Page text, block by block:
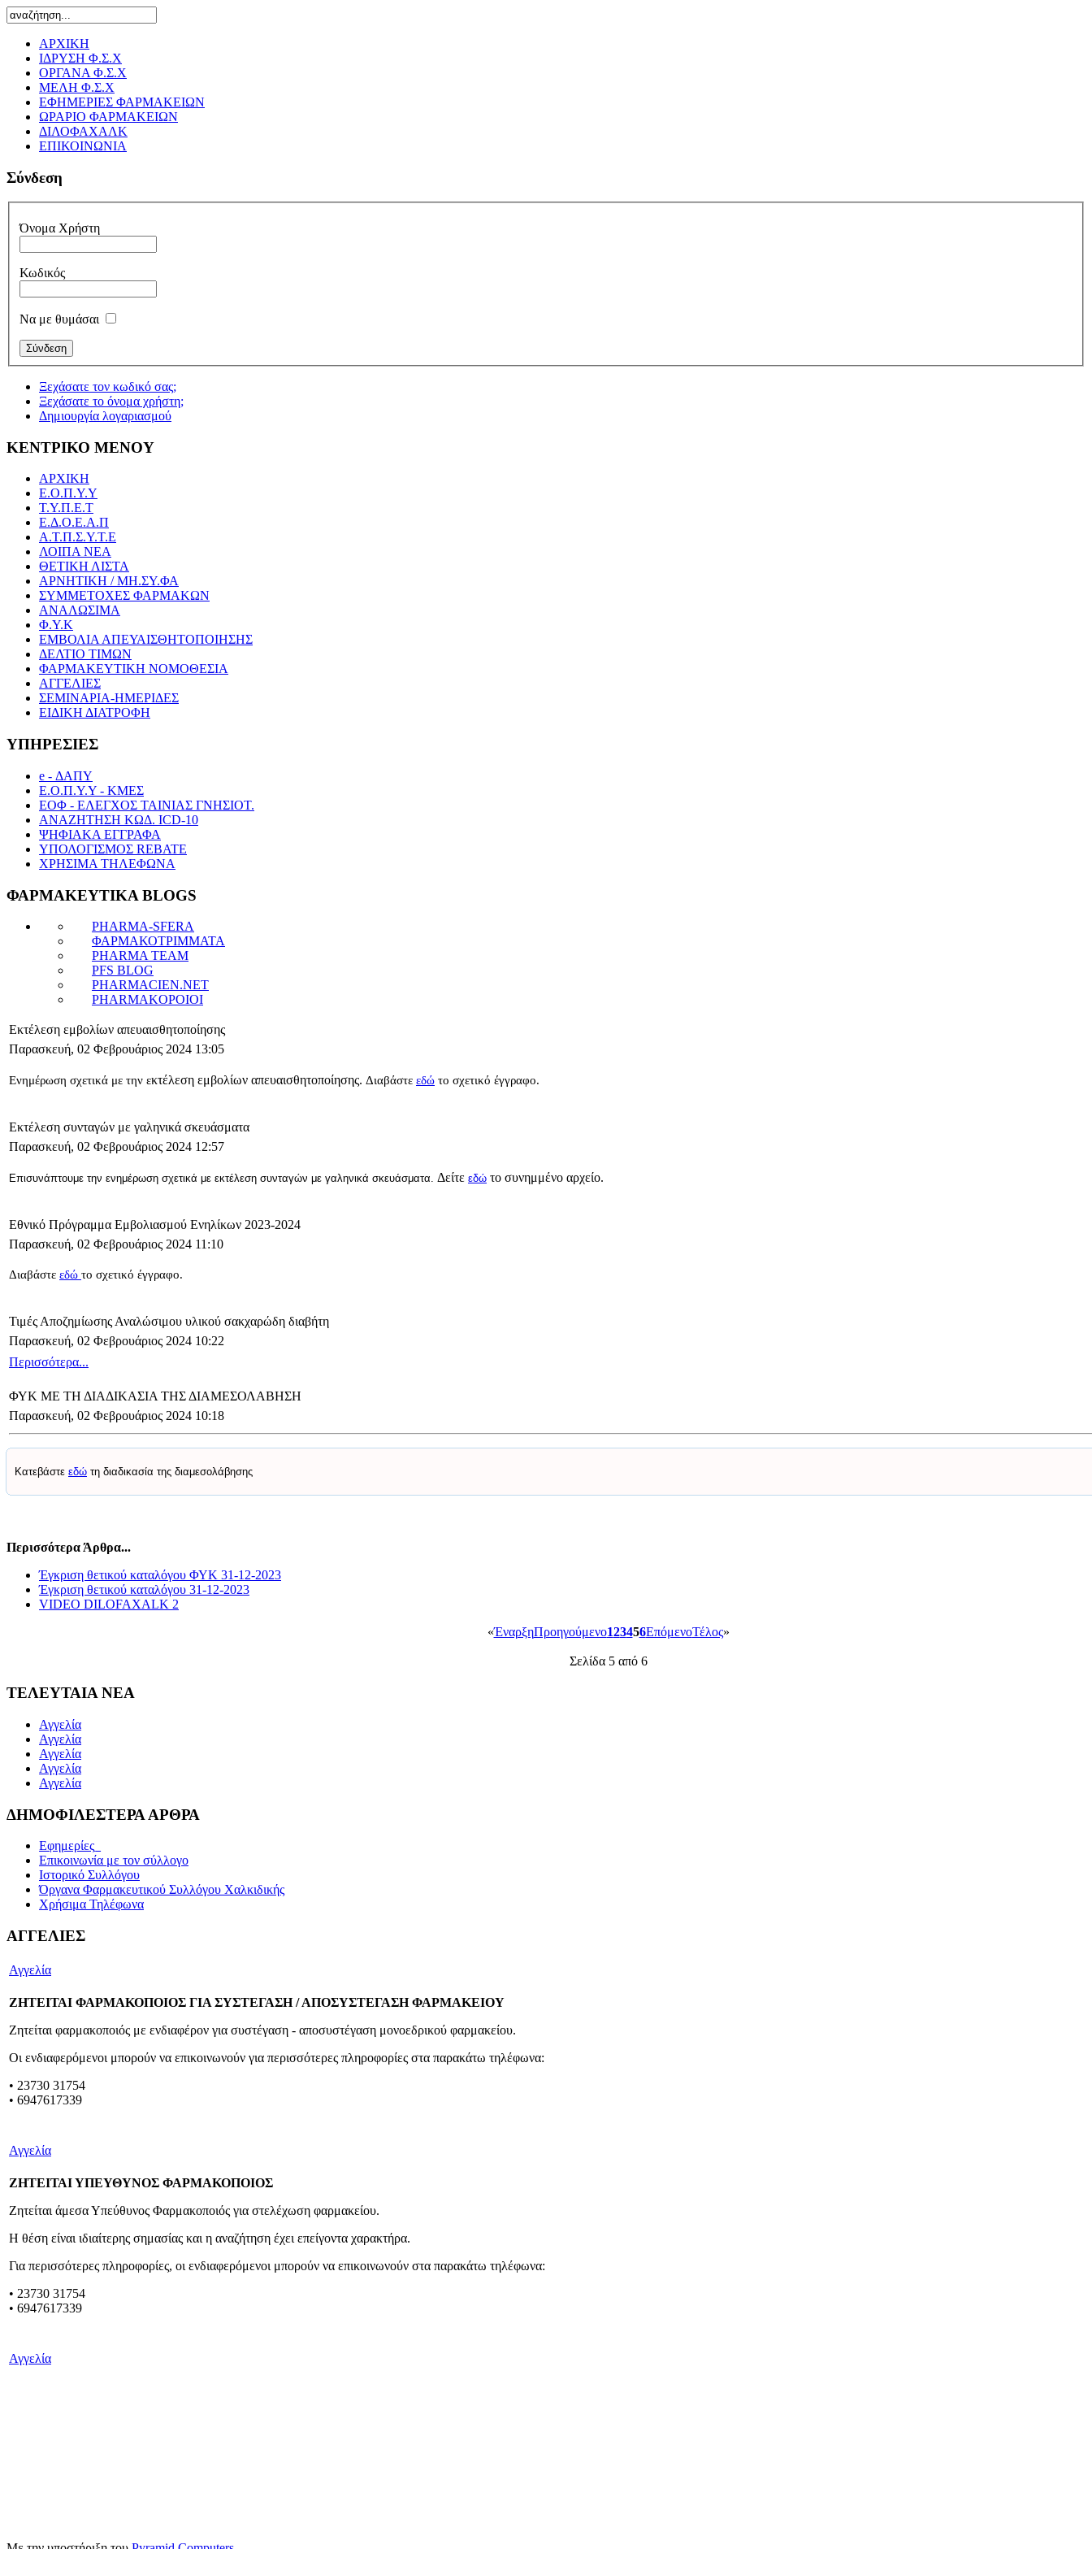
ΑΡΧΙΚΗ
ΙΔΡΥΣΗ Φ.Σ.Χ
ΟΡΓΑΝΑ Φ.Σ.Χ
ΜΕΛΗ Φ.Σ.Χ
ΕΦΗΜΕΡΙΕΣ ΦΑΡΜΑΚΕΙΩΝ
ΩΡΑΡΙΟ ΦΑΡΜΑΚΕΙΩΝ
ΔΙΛΟΦΑΧΑΛΚ
ΕΠΙΚΟΙΝΩΝΙΑ
Σύνδεση
Όνομα Χρήστη
Κωδικός
Να με θυμάσαι
Ξεχάσατε τον κωδικό σας;
Ξεχάσατε το όνομα χρήστη;
Δημιουργία λογαριασμού
ΚΕΝΤΡΙΚΟ ΜΕΝΟΥ
ΑΡΧΙΚΗ
Ε.Ο.Π.Υ.Υ
Τ.Υ.Π.Ε.Τ
Ε.Δ.Ο.Ε.Α.Π
Α.Τ.Π.Σ.Υ.Τ.Ε
ΛΟΙΠΑ ΝΕΑ
ΘΕΤΙΚΗ ΛΙΣΤΑ
ΑΡΝΗΤΙΚΗ / ΜΗ.ΣΥ.ΦΑ
ΣΥΜΜΕΤΟΧΕΣ ΦΑΡΜΑΚΩΝ
ΑΝΑΛΩΣΙΜΑ
Φ.Υ.Κ
ΕΜΒΟΛΙΑ ΑΠΕΥΑΙΣΘΗΤΟΠΟΙΗΣΗΣ
ΔΕΛΤΙΟ ΤΙΜΩΝ
ΦΑΡΜΑΚΕΥΤΙΚΗ ΝΟΜΟΘΕΣΙΑ
ΑΓΓΕΛΙΕΣ
ΣΕΜΙΝΑΡΙΑ-ΗΜΕΡΙΔΕΣ
ΕΙΔΙΚΗ ΔΙΑΤΡΟΦΗ
ΥΠΗΡΕΣΙΕΣ
e - ΔΑΠΥ
Ε.Ο.Π.Υ.Υ - ΚΜΕΣ
ΕΟΦ - ΕΛΕΓΧΟΣ ΤΑΙΝΙΑΣ ΓΝΗΣΙΟΤ.
ΑΝΑΖΗΤΗΣΗ ΚΩΔ. ICD-10
ΨΗΦΙΑΚΑ ΕΓΓΡΑΦΑ
ΥΠΟΛΟΓΙΣΜΟΣ REBATE
ΧΡΗΣΙΜΑ ΤΗΛΕΦΩΝΑ
ΦΑΡΜΑΚΕΥΤΙΚΑ BLOGS
PHARMA-SFERA
ΦΑΡΜΑΚΟΤΡΙΜΜΑΤΑ
PHARMA TEAM
PFS BLOG
PHARMACIEN.NET
PHARMAKOPOIOI
Εκτέλεση εμβολίων απευαισθητοποίησης
Παρασκευή, 02 Φεβρουάριος 2024 13:05
Ενημέρωση σχετικά με την εκτέλεση εμβολίων απευαισθητοποίησης. Διαβάστε εδώ το σχετικό έγγραφο.
Εκτέλεση συνταγών με γαληνικά σκευάσματα
Παρασκευή, 02 Φεβρουάριος 2024 12:57
Επισυνάπτουμε την ενημέρωση σχετικά με εκτέλεση συνταγών με γαληνικά σκευάσματα. Δείτε εδώ το συνημμένο αρχείο.
Εθνικό Πρόγραμμα Εμβολιασμού Ενηλίκων 2023-2024
Παρασκευή, 02 Φεβρουάριος 2024 11:10
Διαβάστε εδώ το σχετικό έγγραφο.
Τιμές Αποζημίωσης Αναλώσιμου υλικού σακχαρώδη διαβήτη
Παρασκευή, 02 Φεβρουάριος 2024 10:22
Περισσότερα...
ΦΥΚ ΜΕ ΤΗ ΔΙΑΔΙΚΑΣΙΑ ΤΗΣ ΔΙΑΜΕΣΟΛΑΒΗΣΗ
Παρασκευή, 02 Φεβρουάριος 2024 10:18
Κατεβάστε εδώ τη διαδικασία της διαμεσολάβησης
Περισσότερα Άρθρα...
Έγκριση θετικού καταλόγου ΦΥΚ 31-12-2023
Έγκριση θετικού καταλόγου 31-12-2023
VIDEO DILOFAXALK 2
«ΈναρξηΠροηγούμενο123456ΕπόμενοΤέλος»
Σελίδα 5 από 6
ΤΕΛΕΥΤΑΙΑ ΝΕΑ
Αγγελία
Αγγελία
Αγγελία
Αγγελία
Αγγελία
ΔΗΜΟΦΙΛΕΣΤΕΡΑ ΑΡΘΡΑ
Εφημερίες_
Επικοινωνία με τον σύλλογο
Ιστορικό Συλλόγου
Όργανα Φαρμακευτικού Συλλόγου Χαλκιδικής
Χρήσιμα Τηλέφωνα
ΑΓΓΕΛΙΕΣ
Αγγελία
ΖΗΤΕΙΤΑΙ ΦΑΡΜΑΚΟΠΟΙΟΣ ΓΙΑ ΣΥΣΤΕΓΑΣΗ / ΑΠΟΣΥΣΤΕΓΑΣΗ ΦΑΡΜΑΚΕΙΟΥ
Ζητείται φαρμακοποιός με ενδιαφέρον για συστέγαση - αποσυστέγαση μονοεδρικού φαρμακείου.
Οι ενδιαφερόμενοι μπορούν να επικοινωνούν για περισσότερες πληροφορίες στα παρακάτω τηλέφωνα:
• 23730 31754
• 6947617339
Αγγελία
ΖΗΤΕΙΤΑΙ ΥΠΕΥΘΥΝΟΣ ΦΑΡΜΑΚΟΠΟΙΟΣ
Ζητείται άμεσα Υπεύθυνος Φαρμακοποιός για στελέχωση φαρμακείου.
Η θέση είναι ιδιαίτερης σημασίας και η αναζήτηση έχει επείγοντα χαρακτήρα.
Για περισσότερες πληροφορίες, οι ενδιαφερόμενοι μπορούν να επικοινωνούν στα παρακάτω τηλέφωνα:
• 23730 31754
• 6947617339
Αγγελία